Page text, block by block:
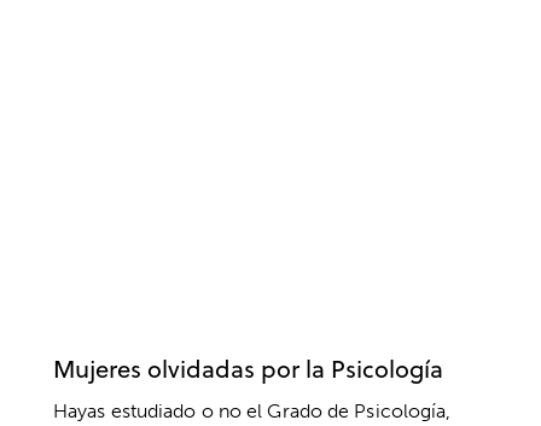
Mujeres olvidadas por la Psicología
Hayas estudiado o no el Grado de Psicología,